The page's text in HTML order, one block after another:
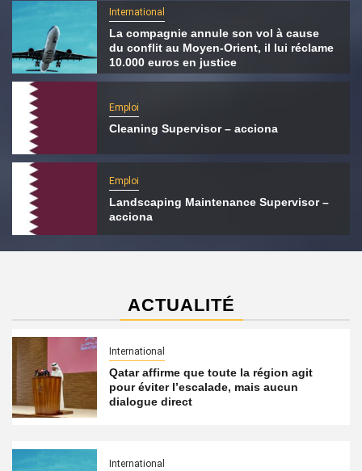
International
La compagnie annule son vol à cause
du conflit au Moyen-Orient, il lui réclame
10.000 euros en justice
Emploi
Cleaning Supervisor – acciona
Emploi
Landscaping Maintenance Supervisor –
acciona
ACTUALITÉ
International
Qatar affirme que toute la région agit
pour éviter l’escalade, mais aucun
dialogue direct
International